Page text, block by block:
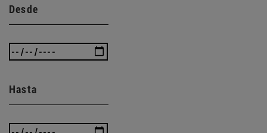
Desde
Hasta